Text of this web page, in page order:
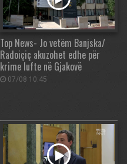
Top News- Jo vetëm Banjska/
Radoiçiç akuzohet edhe për
krime lufte në Gjakovë
07/08 10:45